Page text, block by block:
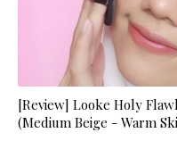
[Review] Looke Holy
(Medium Beige - Warm